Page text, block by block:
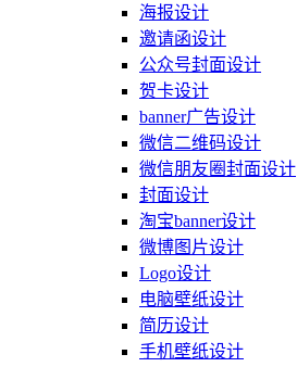
海报设计
邀请函设计
公众号封面设计
贺卡设计
banner广告设计
微信二维码设计
微信朋友圈封面设计
封面设计
淘宝banner设计
微博图片设计
Logo设计
电脑壁纸设计
简历设计
手机壁纸设计